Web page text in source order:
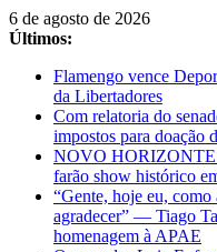
Pular
para
conteúdo
6 de agosto de 2026
Últimos:
Flamengo vence
da Libertadores
Com relatoria do
impostos para doação
NOVO HORIZONTE
farão show histórico
“Gente, hoje eu, como
agradecer” — Tiago
homenagem à APAE